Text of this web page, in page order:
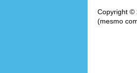
Copyright ©
(mesmo